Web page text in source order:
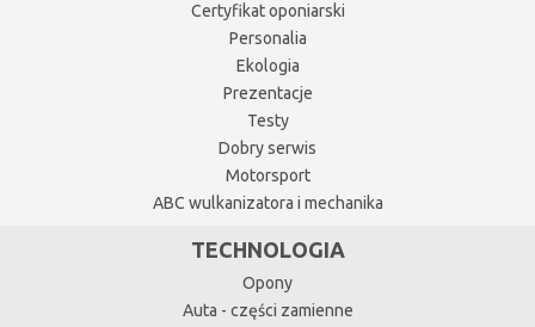
Certyfikat oponiarski
Personalia
Ekologia
Prezentacje
Testy
Dobry serwis
Motorsport
ABC wulkanizatora i mechanika
TECHNOLOGIA
Opony
Auta - części zamienne